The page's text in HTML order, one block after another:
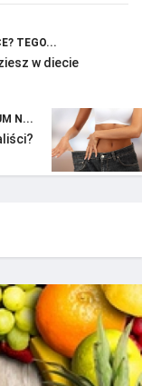
TEGO...
w diecie
N...